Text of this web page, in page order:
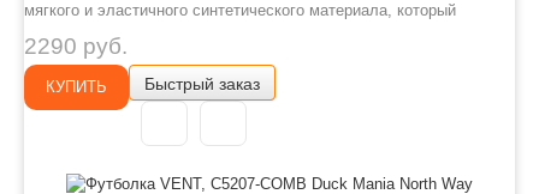
мягкого и эластичного синтетического материала, который
приятен к телу и не ограничивает движения. В летнее время она
защитит от солнечных лучей, а в демисезонный и зимний период
станет базовым слоем для отвода влаги от тела.
Преимущества:..
2290 руб.
КУПИТЬ Быстрый заказ